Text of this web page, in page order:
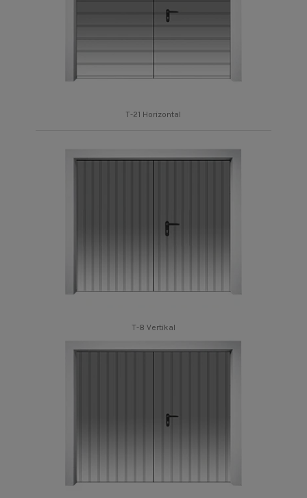
T-21 Horizontal
T-8 Vertikal